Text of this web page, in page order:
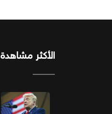
الأكثر مشاهدة